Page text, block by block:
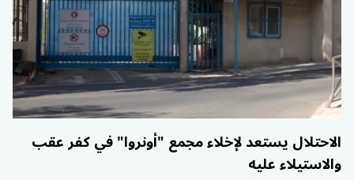
الاحتلال يستعد لإخلاء مجمع "أونروا" في كفر عقب
والاستيلاء عليه